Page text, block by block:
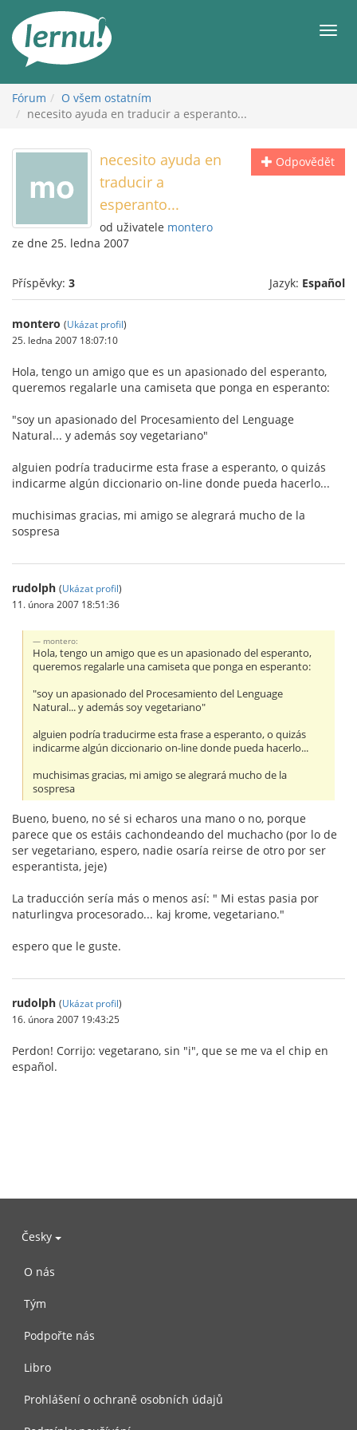
obsahu
Fórum
O všem ostatním
necesito ayuda en traducir a esperanto...
Odpovědět
necesito ayuda en
traducir a
esperanto...
od uživatele montero
ze dne 25. ledna 2007
Příspěvky: 3 Jazyk: Español
montero (Ukázat profil)
25. ledna 2007 18:07:10
Hola, tengo un amigo que es un apasionado del esperanto,
queremos regalarle una camiseta que ponga en esperanto:
"soy un apasionado del Procesamiento del Lenguage
Natural... y además soy vegetariano"
alguien podría traducirme esta frase a esperanto, o quizás
indicarme algún diccionario on-line donde pueda hacerlo...
muchisimas gracias, mi amigo se alegrará mucho de la
sospresa
rudolph (Ukázat profil)
11. února 2007 18:51:36
montero:
Hola, tengo un amigo que es un apasionado del esperanto,
queremos regalarle una camiseta que ponga en esperanto:
"soy un apasionado del Procesamiento del Lenguage
Natural... y además soy vegetariano"
alguien podría traducirme esta frase a esperanto, o quizás
indicarme algún diccionario on-line donde pueda hacerlo...
muchisimas gracias, mi amigo se alegrará mucho de la
sospresa
Bueno, bueno, no sé si echaros una mano o no, porque
parece que os estáis cachondeando del muchacho (por lo de
ser vegetariano, espero, nadie osaría reirse de otro por ser
esperantista, jeje)
La traducción sería más o menos así: " Mi estas pasia por
naturlingva procesorado... kaj krome, vegetariano."
espero que le guste.
rudolph (Ukázat profil)
16. února 2007 19:43:25
Perdon! Corrijo: vegetarano, sin "i", que se me va el chip en
español.
Česky
O nás
Tým
Podpořte nás
Libro
Prohlášení o ochraně osobních údajů